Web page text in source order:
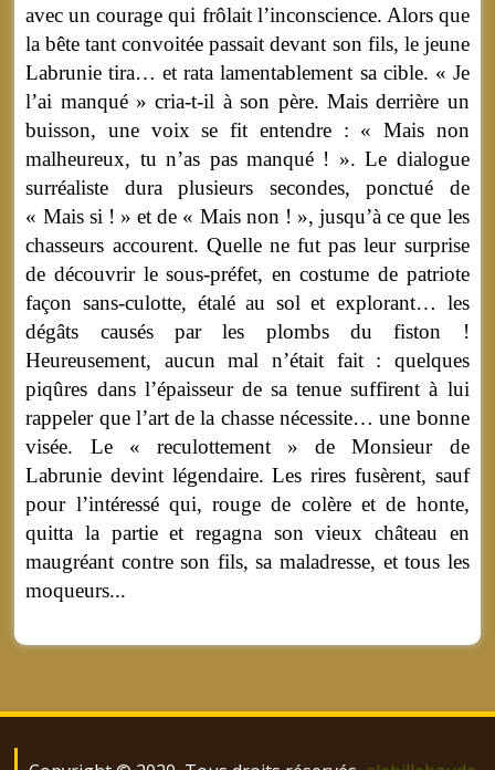
avec un courage qui frôlait l’inconscience. Alors que
la bête tant convoitée passait devant son fils, le jeune
Labrunie tira… et rata lamentablement sa cible. « Je
l’ai manqué » cria-t-il à son père. Mais derrière un
buisson, une voix se fit entendre : « Mais non
malheureux, tu n’as pas manqué ! ». Le dialogue
surréaliste dura plusieurs secondes, ponctué de
« Mais si ! » et de « Mais non ! », jusqu’à ce que les
chasseurs accourent. Quelle ne fut pas leur surprise
de découvrir le sous-préfet, en costume de patriote
façon sans-culotte, étalé au sol et explorant… les
dégâts causés par les plombs du fiston !
Heureusement, aucun mal n’était fait : quelques
piqûres dans l’épaisseur de sa tenue suffirent à lui
rappeler que l’art de la chasse nécessite… une bonne
visée. Le « reculottement » de Monsieur de
Labrunie devint légendaire. Les rires fusèrent, sauf
pour l’intéressé qui, rouge de colère et de honte,
quitta la partie et regagna son vieux château en
maugréant contre son fils, sa maladresse, et tous les
moqueurs...